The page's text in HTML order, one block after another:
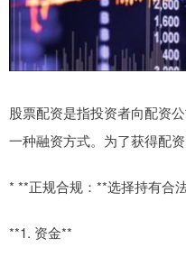
股票配资是指投资者向配资
一种融资方式。为了获得配
* **正规合规：**选择持有合
**1. 资金**